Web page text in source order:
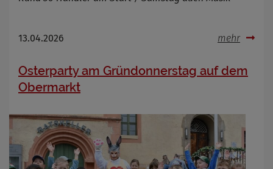
13.04.2026 mehr
Osterparty am Gründonnerstag auf dem
Obermarkt